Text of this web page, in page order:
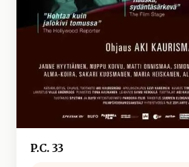
P.C. 33